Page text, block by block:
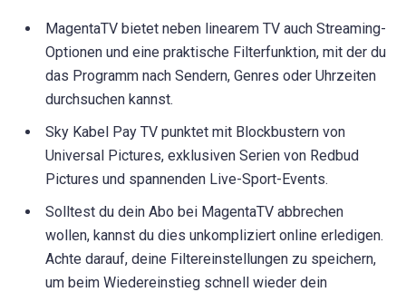
MagentaTV bietet neben linearem TV auch Streaming-
Optionen und eine praktische Filterfunktion, mit der du
das Programm nach Sendern, Genres oder Uhrzeiten
durchsuchen kannst.
Sky Kabel Pay TV punktet mit Blockbustern von
Universal Pictures, exklusiven Serien von Redbud
Pictures und spannenden Live-Sport-Events.
Solltest du dein Abo bei MagentaTV abbrechen
wollen, kannst du dies unkompliziert online erledigen.
Achte darauf, deine Filtereinstellungen zu speichern,
um beim Wiedereinstieg schnell wieder dein